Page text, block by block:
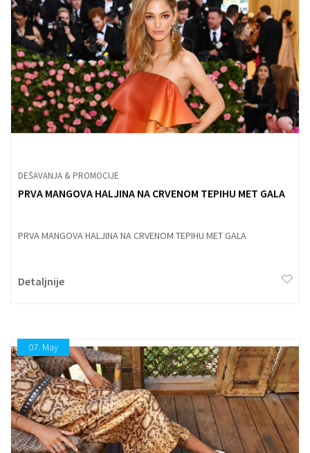
DEŠAVANJA & PROMOCIJE
PRVA MANGOVA HALJINA NA CRVENOM TEPIHU MET GALA
PRVA MANGOVA HALJINA NA CRVENOM TEPIHU MET GALA
Detaljnije
07. May